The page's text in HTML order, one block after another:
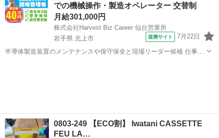
カセットコンロでの機械操作・製造オペレーター 交替制
月給301,000円
株式会社Harvest Biz Career 仙台営業所
岩手県 北上市
提携サイト 7月22日
半導体製造装置のメンテナンスや保守保全と現場リーダー候補 仕事内
0803-249 【ECO割】 Iwatani CASSETTE
FEU LA…